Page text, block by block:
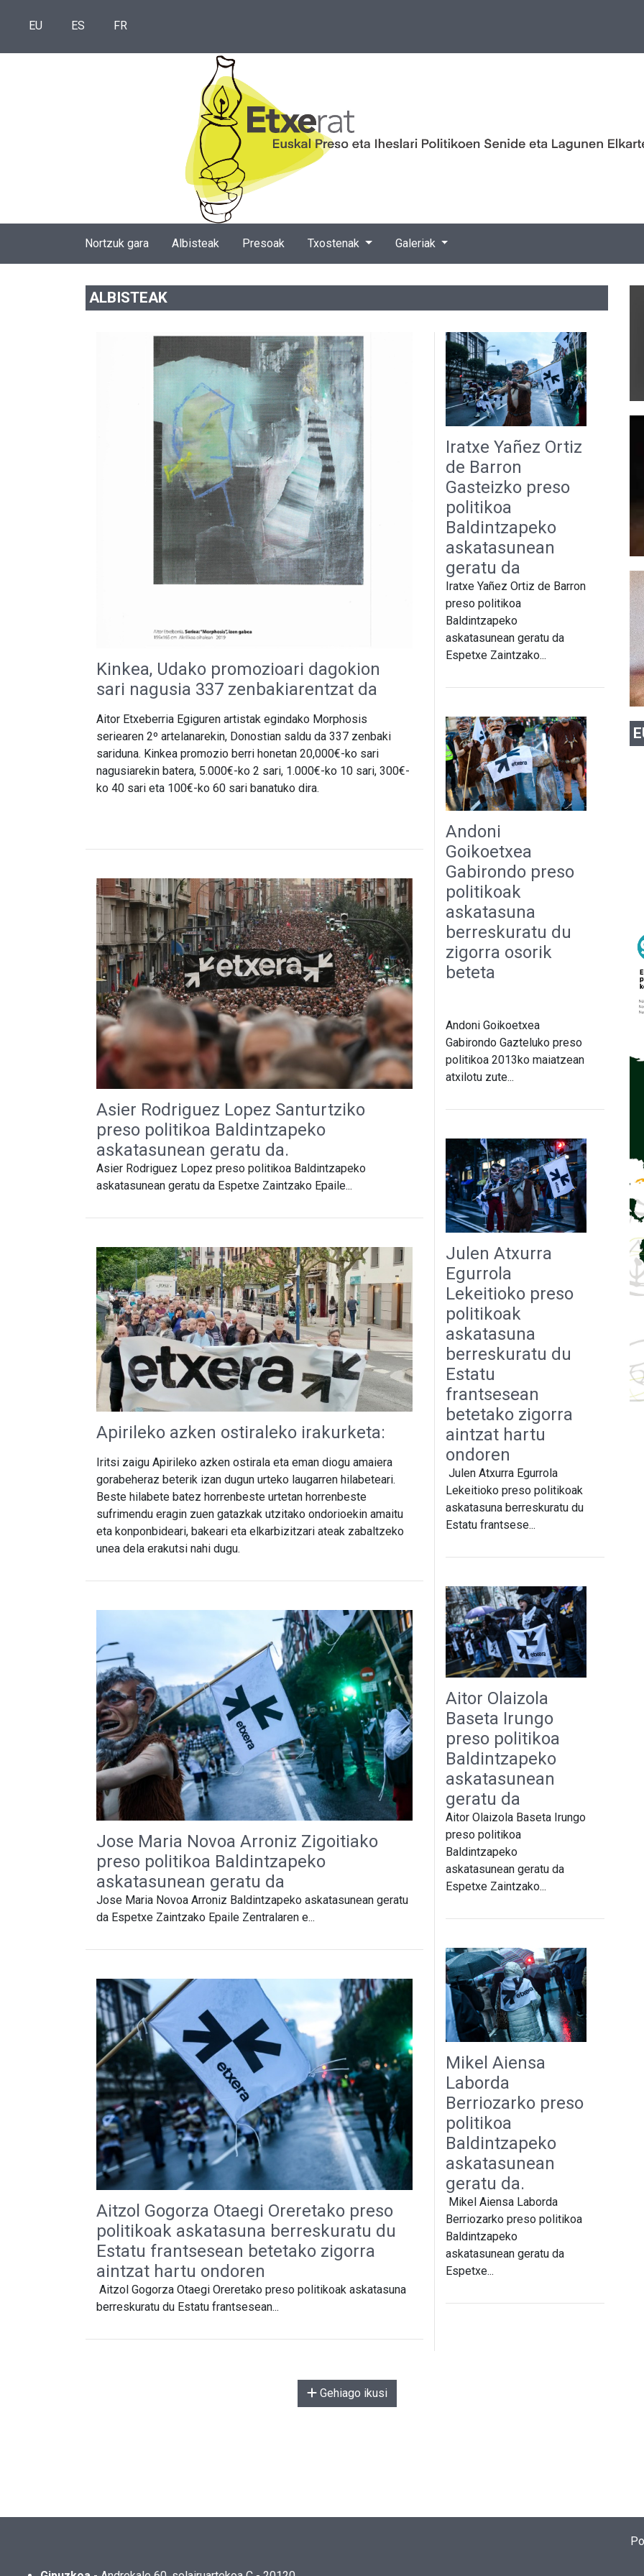
EU ES FR
Nortzuk gara Albisteak Presoak Txostenak Galeriak
ALBISTEAK
Kinkea, Udako promozioari dagokion
sari nagusia 337 zenbakiarentzat da
Aitor Etxeberria Egiguren artistak egindako Morphosis
seriearen 2º artelanarekin, Donostian saldu da 337 zenbaki
sariduna. Kinkea promozio berri honetan 20,000€-ko sari
nagusiarekin batera, 5.000€-ko 2 sari, 1.000€-ko 10 sari, 300€-
ko 40 sari eta 100€-ko 60 sari banatuko dira.
Asier Rodriguez Lopez Santurtziko
preso politikoa Baldintzapeko
askatasunean geratu da.
Asier Rodriguez Lopez preso politikoa Baldintzapeko
askatasunean geratu da Espetxe Zaintzako Epaile...
Apirileko azken ostiraleko irakurketa:
Iritsi zaigu Apirileko azken ostirala eta eman diogu amaiera
gorabeheraz beterik izan dugun urteko laugarren hilabeteari.
Beste hilabete batez horrenbeste urtetan horrenbeste
sufrimendu eragin zuen gatazkak utzitako ondorioekin amaitu
eta konponbideari, bakeari eta elkarbizitzari ateak zabaltzeko
unea dela erakutsi nahi dugu.
Jose Maria Novoa Arroniz Zigoitiako
preso politikoa Baldintzapeko
askatasunean geratu da
Jose Maria Novoa Arroniz Baldintzapeko askatasunean geratu
da Espetxe Zaintzako Epaile Zentralaren e...
Aitzol Gogorza Otaegi Oreretako preso
politikoak askatasuna berreskuratu du
Estatu frantsesean betetako zigorra
aintzat hartu ondoren
Aitzol Gogorza Otaegi Oreretako preso politikoak askatasuna
berreskuratu du Estatu frantsesean...
Iratxe Yañez Ortiz
de Barron
Gasteizko preso
politikoa
Baldintzapeko
askatasunean
geratu da
Iratxe Yañez Ortiz de Barron
preso politikoa
Baldintzapeko
askatasunean geratu da
Espetxe Zaintzako...
Andoni
Goikoetxea
Gabirondo preso
politikoak
askatasuna
berreskuratu du
zigorra osorik
beteta
Andoni Goikoetxea
Gabirondo Gazteluko preso
politikoa 2013ko maiatzean
atxilotu zute...
Julen Atxurra
Egurrola
Lekeitioko preso
politikoak
askatasuna
berreskuratu du
Estatu
frantsesean
betetako zigorra
aintzat hartu
ondoren
Julen Atxurra Egurrola
Lekeitioko preso politikoak
askatasuna berreskuratu du
Estatu frantsese...
Aitor Olaizola
Baseta Irungo
preso politikoa
Baldintzapeko
askatasunean
geratu da
Aitor Olaizola Baseta Irungo
preso politikoa
Baldintzapeko
askatasunean geratu da
Espetxe Zaintzako...
Mikel Aiensa
Laborda
Berriozarko preso
politikoa
Baldintzapeko
askatasunean
geratu da.
Mikel Aiensa Laborda
Berriozarko preso politikoa
Baldintzapeko
askatasunean geratu da
Espetxe...
Gehiago ikusi